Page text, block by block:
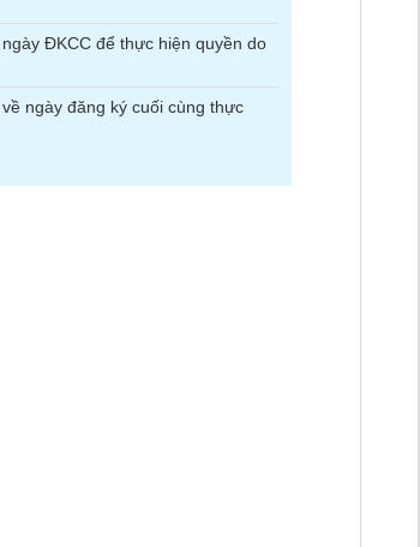
ĐKCC để thực hiện quyền do
ngày đăng ký cuối cùng thực